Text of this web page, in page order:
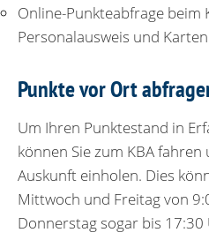
Online-Punkteabfrage beim
Personalausweis und
Punkte vor Ort
Um Ihren Punktestand in
können Sie zum KBA fahren
Auskunft einholen. Dies
Mittwoch und Freitag von
Donnerstag sogar bis 17:30